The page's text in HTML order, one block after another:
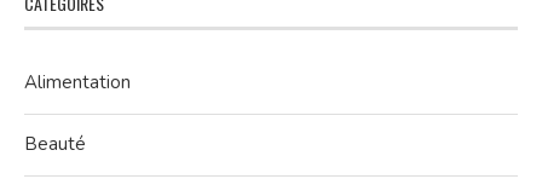
Alimentation
Beauté